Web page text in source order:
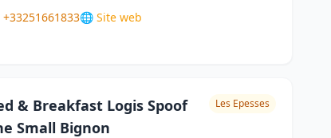
🌐 Site web
& Breakfast Logis Spoof
Small Bignon
Les Epesses